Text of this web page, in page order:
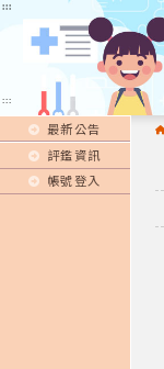
:::
:::
最新公告
評鑑資訊
帳號登入
:::